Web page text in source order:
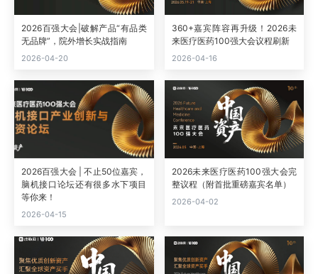
2026百强大会|破解产品“有品类
无品牌”，院外增长实战指南
2026-04-20
360+嘉宾阵容再升级！2026未
来医疗医药100强大会议程刷新
2026-04-16
2026百强大会 | 不止50位嘉宾，
脑机接口论坛还有很多水下项目
等你来！
2026-04-15
2026未来医疗医药100强大会完
整议程（附首批重磅嘉宾名单）
2026-04-02